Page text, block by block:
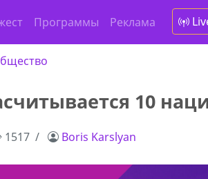
Программы Реклама
10
1517 Boris Karslyan